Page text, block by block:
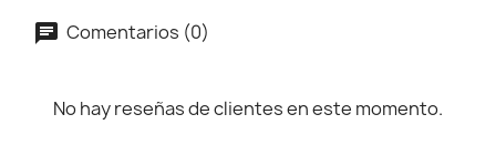
Comentarios (0)
No hay reseñas de clientes en este momento.